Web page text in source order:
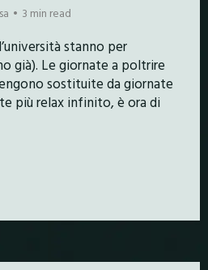
3 min read
stanno per
già). Le giornate a poltrire
sostituite da giornate
più relax infinito, è ora di